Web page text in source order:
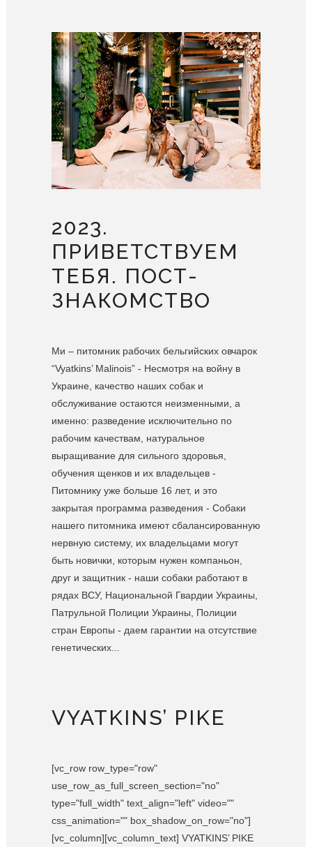
2023.
ПРИВЕТСТВУЕМ
ТЕБЯ. ПОСТ-
ЗНАКОМСТВО
Ми – питомник рабочих бельгийских овчарок
“Vyatkins’ Malinois” - Несмотря на войну в
Украине, качество наших собак и
обслуживание остаются неизменными, а
именно: разведение исключительно по
рабочим качествам, натуральное
выращивание для сильного здоровья,
обучения щенков и их владельцев -
Питомнику уже больше 16 лет, и это
закрытая программа разведения - Собаки
нашего питомника имеют сбалансированную
нервную систему, их владельцами могут
быть новички, которым нужен компаньон,
друг и защитник - наши собаки работают в
рядах ВСУ, Национальной Гвардии Украины,
Патрульной Полиции Украины, Полиции
стран Европы - даем гарантии на отсутствие
генетических...
VYATKINS’ PIKE
[vc_row row_type="row"
use_row_as_full_screen_section="no"
type="full_width" text_align="left" video=""
css_animation="" box_shadow_on_row="no"]
[vc_column][vc_column_text] VYATKINS’ PIKE